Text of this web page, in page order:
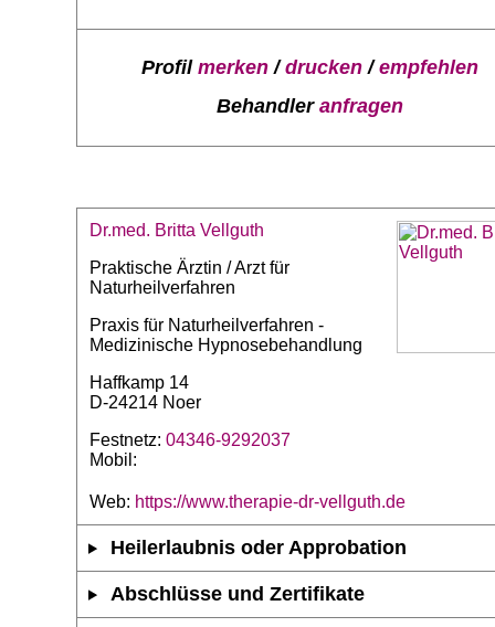
Profil merken/drucken/empfehlen
Behandler anfragen
Dr.med. Britta Vellguth
Praktische Ärztin / Arzt für
Naturheilverfahren
Praxis für Naturheilverfahren -
Medizinische Hypnosebehandlung
Haffkamp 14
D-24214 Noer
Festnetz: 04346-9292037
Mobil:
Web: https://www.therapie-dr-vellguth.de
Heilerlaubnis oder Approbation
Abschlüsse und Zertifikate